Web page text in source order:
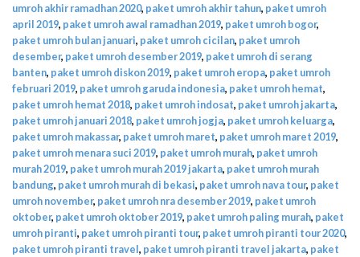
umroh akhir ramadhan 2020, paket umroh akhir tahun, paket umroh
april 2019, paket umroh awal ramadhan 2019, paket umroh bogor,
paket umroh bulan januari, paket umroh cicilan, paket umroh
desember, paket umroh desember 2019, paket umroh di serang
banten, paket umroh diskon 2019, paket umroh eropa, paket umroh
februari 2019, paket umroh garuda indonesia, paket umroh hemat,
paket umroh hemat 2018, paket umroh indosat, paket umroh jakarta,
paket umroh januari 2018, paket umroh jogja, paket umroh keluarga,
paket umroh makassar, paket umroh maret, paket umroh maret 2019,
paket umroh menara suci 2019, paket umroh murah, paket umroh
murah 2019, paket umroh murah 2019 jakarta, paket umroh murah
bandung, paket umroh murah di bekasi, paket umroh nava tour, paket
umroh november, paket umroh nra desember 2019, paket umroh
oktober, paket umroh oktober 2019, paket umroh paling murah, paket
umroh piranti, paket umroh piranti tour, paket umroh piranti tour 2020,
paket umroh piranti travel, paket umroh piranti travel jakarta, paket